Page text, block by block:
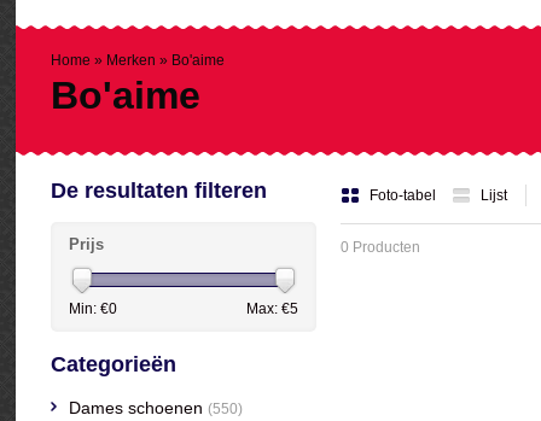
Home » Merken » Bo'aime
Bo'aime
Foto-tabel Lijst
0 Producten
De resultaten filteren
Prijs
Min: €0 Max: €5
Categorieën
Dames schoenen (550)